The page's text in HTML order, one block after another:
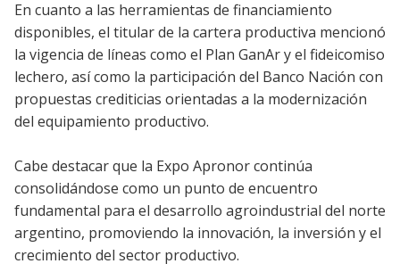
En cuanto a las herramientas de financiamiento
disponibles, el titular de la cartera productiva mencionó
la vigencia de líneas como el Plan GanAr y el fideicomiso
lechero, así como la participación del Banco Nación con
propuestas crediticias orientadas a la modernización
del equipamiento productivo.
Cabe destacar que la Expo Apronor continúa
consolidándose como un punto de encuentro
fundamental para el desarrollo agroindustrial del norte
argentino, promoviendo la innovación, la inversión y el
crecimiento del sector productivo.